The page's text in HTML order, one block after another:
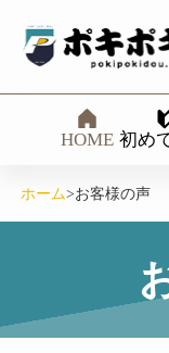
HOME 初め
ホーム>お客様の声